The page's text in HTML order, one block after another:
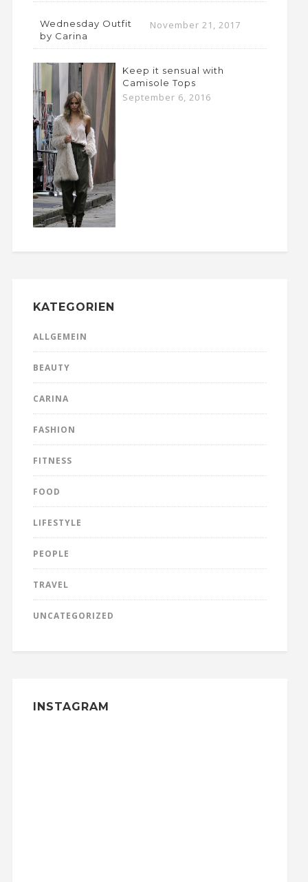
Wednesday Outfit
by Carina
November 21, 2017
Keep it sensual with
Camisole Tops
September 6, 2016
KATEGORIEN
ALLGEMEIN
BEAUTY
CARINA
FASHION
FITNESS
FOOD
LIFESTYLE
PEOPLE
TRAVEL
UNCATEGORIZED
INSTAGRAM